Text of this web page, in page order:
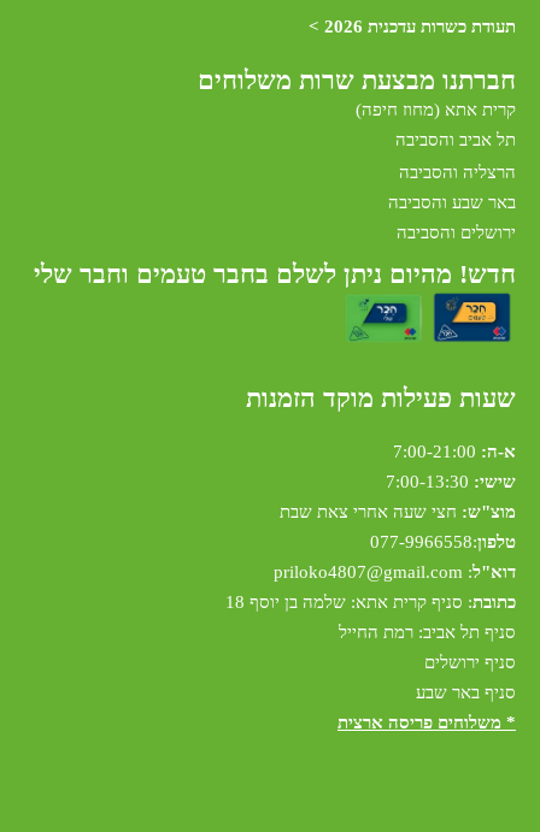
תעודת כשרות עדכנית 2026 >
חברתנו מבצעת שרות משלוחים
קרית אתא (מחוז חיפה)
תל אביב והסביבה
הרצליה והסביבה
באר שבע והסביבה
ירושלים והסביבה
חדש! מהיום ניתן לשלם בחבר טעמים וחבר שלי
שעות פעילות מוקד הזמנות
א-ה:
שישי: 7:00-13:30
מוצ"ש: חצי שעה אחרי צאת שבת
טלפון:
077-9966558
דוא"ל:
priloko4807@gmail.com
כתובת: סניף קרית אתא: שלמה בן יוסף 18
סניף תל אביב: רמת החייל
סניף ירושלים
סניף באר שבע
* משלוחים פריסה ארצית